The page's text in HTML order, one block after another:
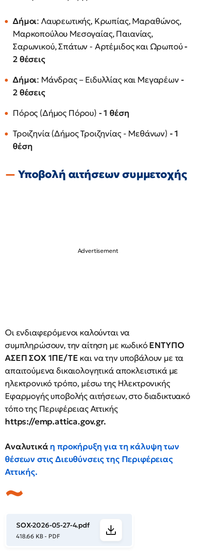
Δήμοι: Λαυρεωτικής, Κρωπίας, Μαραθώνος,
Μαρκοπούλου Μεσογαίας, Παιανίας,
Σαρωνικού, Σπάτων - Αρτέμιδος και Ωρωπού-
2 θέσεις
Δήμοι: Μάνδρας – Ειδυλλίας και Μεγαρέων -
2 θέσεις
Πόρος (Δήμος Πόρου) - 1 θέση
Τροιζηνία (Δήμος Τροιζηνίας - Μεθάνων) - 1
θέση
Υποβολή αιτήσεων συμμετοχής
Οι ενδιαφερόμενοι καλούνται να
συμπληρώσουν, την αίτηση με κωδικόΕΝΤΥΠΟ
ΑΣΕΠ ΣΟΧ 1ΠΕ/ΤΕ και να την υποβάλουν με τα
απαιτούμενα δικαιολογητικά αποκλειστικά με
ηλεκτρονικό τρόπο, μέσω της Ηλεκτρονικής
Εφαρμογής υποβολής αιτήσεων, στο διαδικτυακό
τόπο της Περιφέρειας Αττικής
https://emp.attica.gov.gr.
Αναλυτικά η προκήρυξη για τη κάλυψη των
θέσεων στις Διευθύνσεις της Περιφέρειας
Αττικής.
SOX-2026-05-27-4.pdf
418.66 KB - PDF